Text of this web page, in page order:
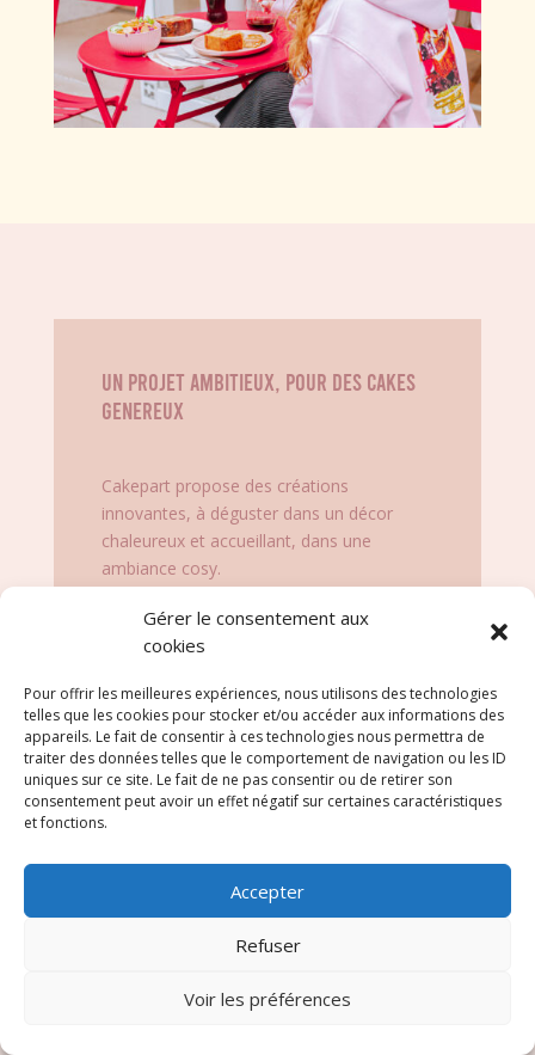
Gérer le consentement aux
cookies
Pour offrir les meilleures expériences, nous utilisons des technologies
telles que les cookies pour stocker et/ou accéder aux informations des
appareils. Le fait de consentir à ces technologies nous permettra de
traiter des données telles que le comportement de navigation ou les ID
uniques sur ce site. Le fait de ne pas consentir ou de retirer son
consentement peut avoir un effet négatif sur certaines caractéristiques
et fonctions.
Accepter
Refuser
Voir les préférences
Un projet ambitieux, pour des cakes
genereux
Cakepart propose des créations
innovantes, à déguster dans un décor
chaleureux et accueillant, dans une
ambiance cosy.
choisir le cake parfait et sommes à
l’écoute de vos besoins et préférences
Si vous êtes un amateur de cakes à la
recherche d’un lieu cosy et convivial pour
savourer des recettes originales, Cakepart
est l’endroit qu’il vous faut. Venez découvrir
nos créations savoureuses !
découvre notre histoire